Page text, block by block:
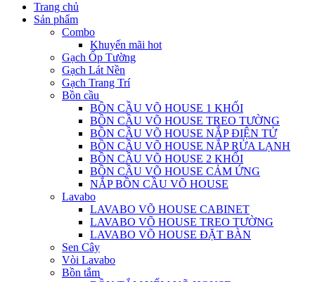
Trang chủ
Sản phẩm
Combo
Khuyến mãi hot
Gạch Ốp Tường
Gạch Lát Nền
Gạch Trang Trí
Bồn cầu
BỒN CẦU VÕ HOUSE 1 KHỐI
BỒN CẦU VÕ HOUSE TREO TƯỜNG
BỒN CẦU VÕ HOUSE NẮP ĐIỆN TỬ
BỒN CẦU VÕ HOUSE NẮP RỬA LẠNH
BỒN CẦU VÕ HOUSE 2 KHỐI
BỒN CẦU VÕ HOUSE CẢM ỨNG
NẮP BỒN CẦU VÕ HOUSE
Lavabo
LAVABO VÕ HOUSE CABINET
LAVABO VÕ HOUSE TREO TƯỜNG
LAVABO VÕ HOUSE ĐẶT BÀN
Sen Cây
Vòi Lavabo
Bồn tắm